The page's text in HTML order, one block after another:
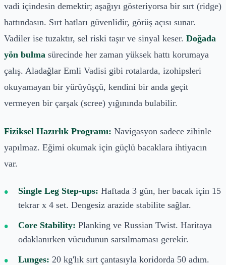
vadi içindesin demektir; aşağıyı gösteriyorsa bir sırt (ridge)
hattındasın. Sırt hatları güvenlidir, görüş açısı sunar.
Vadiler ise tuzaktır, sel riski taşır ve sinyal keser. Doğada
yön bulma sürecinde her zaman yüksek hattı korumaya
çalış. Aladağlar Emli Vadisi gibi rotalarda, izohipsleri
okuyamayan bir yürüyüşçü, kendini bir anda geçit
vermeyen bir çarşak (scree) yığınında bulabilir.
Fiziksel Hazırlık Programı: Navigasyon sadece zihinle
yapılmaz. Eğimi okumak için güçlü bacaklara ihtiyacın
var.
Single Leg Step-ups: Haftada 3 gün, her bacak için 15
tekrar x 4 set. Dengesiz arazide stabilite sağlar.
Core Stability: Planking ve Russian Twist. Haritaya
odaklanırken vücudunun sarsılmaması gerekir.
Lunges: 20 kg'lık sırt çantasıyla koridorda 50 adım.